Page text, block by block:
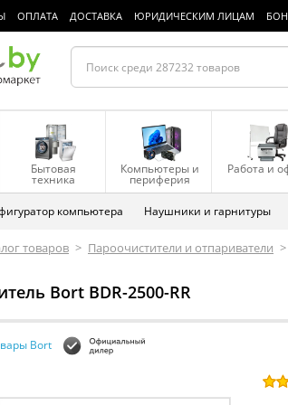
ОПЛАТА ДОСТАВКА ЮРИДИЧЕСКИМ ЛИЦАМ
Бытовая
техника
Компьютеры и
периферия
Работа и
компьютера Наушники и гарнитуры
товаров > Пароочистители и отпариватели >
Bort BDR-2500-RR
Bort